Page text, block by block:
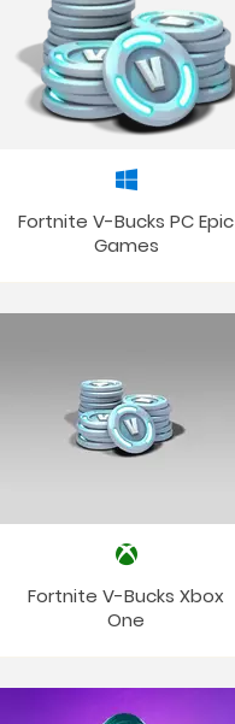
Fortnite V-Bucks PC Epic
Games
Fortnite V-Bucks Xbox
One